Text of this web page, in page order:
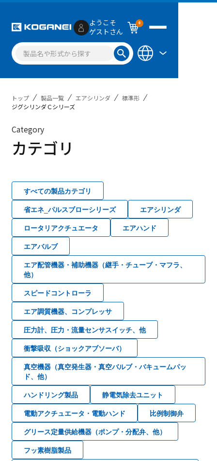
ようこそ
ゲストさん
0
トップ 製品一覧 エアシリンダ
標準形
ジグシリンダＣシリーズ
Category
カテゴリ
すべての製品カテゴリ
省エネ_パルスブローシリーズ
エアシリンダ
ロータリアクチュエータ
エアハンド
エアバルブ
エア配管機器・補助機器（継手・チューブ・マフラ、
他）
スピードコントローラ
エア調質機器、コンプレッサ
圧力計、圧力・流量センサスイッチ、他
衝撃吸収（ショックアブソーバ）
真空機器（真空発生器・真空バルブ・バキュームパッ
ド、他）
ハンドリング製品
静電気除去ユニット
電動アクチュエータ・電動ハンド
比例制御弁
グリース定量供給機器（ポンプ・分配弁、他）
フッ素樹脂製品